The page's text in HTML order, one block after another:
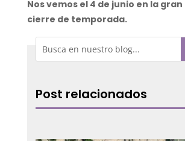
Nos vemos el 4 de junio en la
cierre de temporada.
Post relacionados